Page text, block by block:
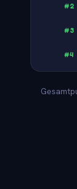
#2
#3
#4